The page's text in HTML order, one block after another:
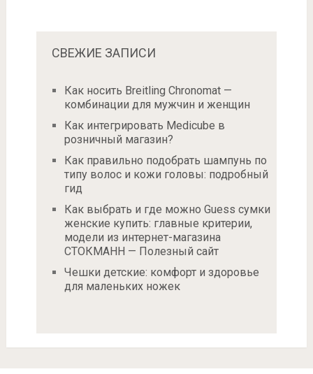
СВЕЖИЕ ЗАПИСИ
Как носить Breitling Chronomat —
комбинации для мужчин и женщин
Как интегрировать Medicube в
розничный магазин?
Как правильно подобрать шампунь по
типу волос и кожи головы: подробный
гид
Как выбрать и где можно Guess сумки
женские купить: главные критерии,
модели из интернет-магазина
СТОКМАНН — Полезный сайт
Чешки детские: комфорт и здоровье
для маленьких ножек